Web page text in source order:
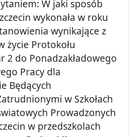
W jaki sposób
wykonała w roku
wynikające z
życie Protokołu
2 do Ponadzakładowego
Pracy dla
Będących
w Szkołach
Prowadzonych
w przedszkolach